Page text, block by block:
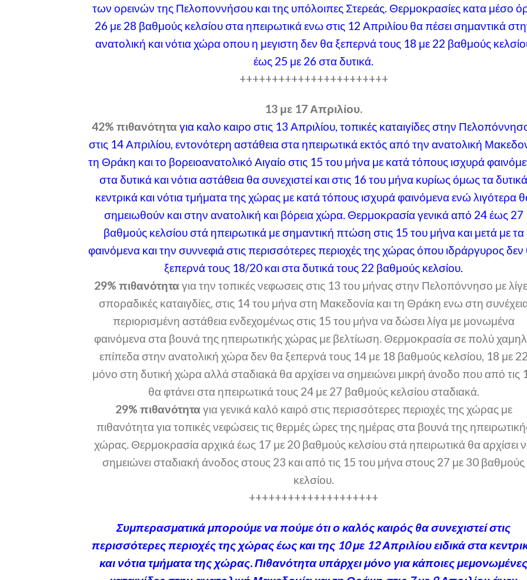
των ορεινών της Πελοποννήσου και της υπόλοιπες Στερεάς. Θερμοκρασίες κατα μέσο
26 με 28 βαθμούς κελσίου στα ηπειρωτικά ενω στις 12 Απριλίου θα πέσει σημαντικά
ανατολική και νότια χώρα οπου η μεγιστη δεν θα ξεπερνά τους 18 με 22 βαθμούς
έως 25 με 26 στα δυτικά.
+++++++++++++++++++++++
13 με 17 Απριλίου.
42% πιθανότηταγια καλο καιρο στις 13 Απριλίου, τοπικές καταιγίδες στην
στις 14 Απριλίου, εντονότερη αστάθεια στα ηπειρωτικά εκτός από την ανατολική
τη Θράκη και το βορειοανατολικό Αιγαίο στις 15 του μήνα με κατά τόπους ισχυρά
στα δυτικά και νότια αστάθεια θα συνεχιστεί και στις 16 του μήνα κυρίως όμως τα δυτικά
κεντρικά και νότια τμήματα της χώρας με κατά τόπους ισχυρά φαινόμενα ενώ λιγότερα
σημειωθούν και στην ανατολική και βόρεια χώρα. Θερμοκρασία γενικά από 24 έως 27
βαθμούς κελσίου στά ηπειρωτικά με σημαντική πτώση στις 15 του μήνα και μετά με τα
φαινόμενα και την συννεφιά στις περισσότερες περιοχές της χώρας όπου ιδράργυρος
ξεπερνά τους 18/20 και στα δυτικά τους 22 βαθμούς κελσίου.
29% πιθανότηταγια την τοπικές νεφωσεις στις 13 του μήνας στην Πελοπόννησο με
σποραδικές καταιγδίες, στις 14 του μήνα στη Μακεδονία και τη Θράκη ενω στη
περιορισμένη αστάθεια ενδεχομένως στις 15 του μήνα να δώσει λίγα με μονωμένα
φαινόμενα στα βουνά της ηπειρωτικής χώρας με βελτίωση. Θερμοκρασία σε πολύ
επίπεδα στην ανατολική χώρα δεν θα ξεπερνά τους 14 με 18 βαθμούς κελσίου, 18 με 22
μόνο στη δυτική χώρα αλλά σταδιακά θα αρχίσει να σημειώνει μικρή άνοδο που από τις
θα φτάνει στα ηπειρωτικά τους 24 με 27 βαθμούς κελσίου σταδιακά.
29% πιθανότηταγια γενικά καλό καιρό στις περισσότερες περιοχές της χώρας με
πιθανότητα για τοπικές νεφώσεις τις θερμές ώρες της ημέρας στα βουνά της
χώρας. Θερμοκρασία αρχικά έως 17 με 20 βαθμούς κελσίου στά ηπειρωτικά θα αρχίσει
σημειώνει σταδιακή άνοδος στους 23 και από τις 15 του μήνα στους 27 με 30 βαθμούς
κελσίου.
++++++++++++++++++++
Συμπερασματικά μπορούμε να πούμε ότι ο καλός καιρός θα συνεχιστεί στις
περισσότερες περιοχές της χώρας έως και της 10 με 12 Απριλίου ειδικά στα
και νότια τμήματα της χώρας. Πιθανότητα υπάρχει μόνο για κάποιες μεμονωμένες